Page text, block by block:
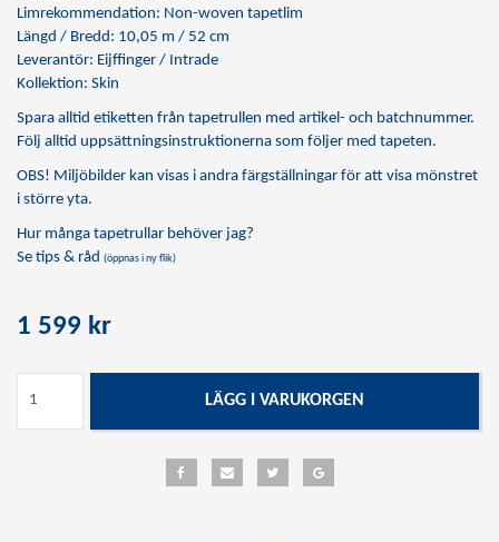
Limrekommendation: Non-woven tapetlim
Längd / Bredd: 10,05 m / 52 cm
Leverantör: Eijffinger / Intrade
Kollektion: Skin
Spara alltid etiketten från tapetrullen med artikel- och batchnummer.
Följ alltid uppsättningsinstruktionerna som följer med tapeten.
OBS! Miljöbilder kan visas i andra färgställningar för att visa mönstret
i större yta.
Hur många tapetrullar behöver jag?
Se tips & råd (öppnas i ny flik)
1 599 kr
LÄGG I VARUKORGEN